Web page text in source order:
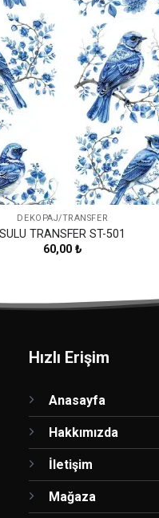
DEKOPAJ/TRANSFER
SULU TRANSFER ST-501
60,00 ₺
Hızlı Erişim
Anasayfa
Hakkımızda
İletişim
Mağaza